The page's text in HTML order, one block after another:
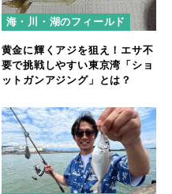
海・川・湖のフィールド
黄金に輝くアジを狙え！エサ不
要で挑戦しやすい東京湾「ショ
ットガンアジング」とは？